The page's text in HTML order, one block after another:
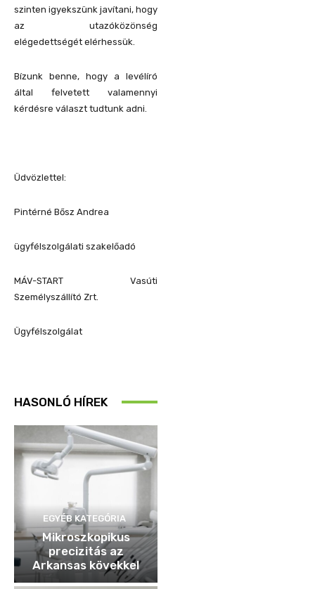
szinten igyekszünk javítani, hogy
az utazóközönség
elégedettségét elérhessük.
Bízunk benne, hogy a levélíró
által felvetett valamennyi
kérdésre választ tudtunk adni.
Üdvözlettel:
Pintérné Bősz Andrea
ügyfélszolgálati szakelőadó
MÁV-START Vasúti
Személyszállító Zrt.
Ügyfélszolgálat
HASONLÓ HÍREK
EGYÉB KATEGÓRIA
Mikroszkopikus
precizitás az
Arkansas kövekkel